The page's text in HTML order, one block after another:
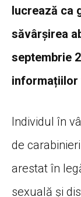
lucrează ca
săvârșirea
septembrie
informațiilor
Individul în
de
arestat în
sexuală și